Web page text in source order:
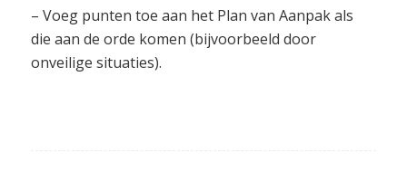
– Voeg punten toe aan het Plan van Aanpak als
die aan de orde komen (bijvoorbeeld door
onveilige situaties).